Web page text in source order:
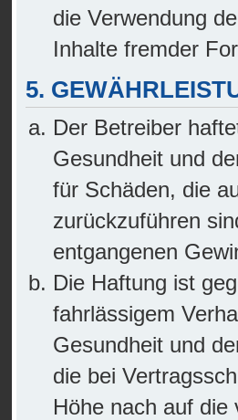
die Verwendung
Inhalte fremder
5.
Der Betreiber
Gesundheit und
für Schäden, die
zurückzuführen
entgangenen
Die Haftung ist
fahrlässigem
Gesundheit und
die bei
Höhe nach auf